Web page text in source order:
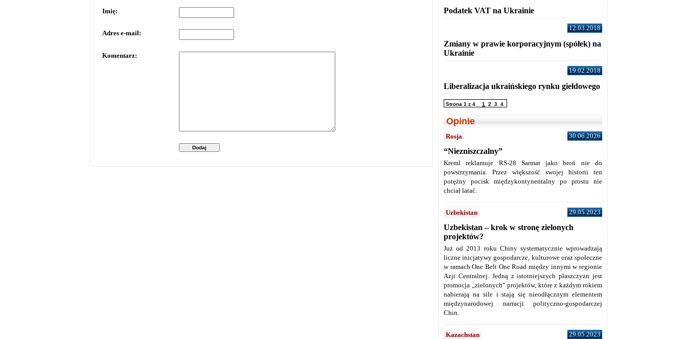
Imię:
Adres e-mail:
Komentarz:
Dodaj
Podatek VAT na Ukrainie
12.03.2018
Zmiany w prawie korporacyjnym (spółek) na
Ukrainie
19.02.2018
Liberalizacja ukraińskiego rynku giełdowego
Strona 1 z 4 1 2 3 4
Opinie
Rosja 30.06.2026
“Niezniszczalny”
Kreml reklamuje RS-28 Sarmat jako broń nie do
powstrzymania. Przez większość swojej historii ten
potężny pocisk międzykontynentalny po prostu nie
chciał latać.
Uzbekistan 29.05.2023
Uzbekistan – krok w stronę zielonych
projektów?
Już od 2013 roku Chiny systematycznie wprowadzają
liczne inicjatywy gospodarcze, kulturowe oraz społeczne
w ramach One Belt One Road między innymi w regionie
Azji Centralnej. Jedną z istotniejszych płaszczyzn jest
promocja „zielonych” projektów, które z każdym rokiem
nabierają na sile i stają się nieodłącznym elementem
międzynarodowej narracji polityczno-gospodarczej
Chin.
Kazachstan 29.05.2023